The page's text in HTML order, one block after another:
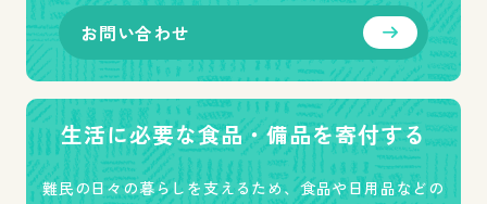
お問い合わせ
生活に必要な食品・備品を寄付する
難民の日々の暮らしを支えるため、食品や日用品などの